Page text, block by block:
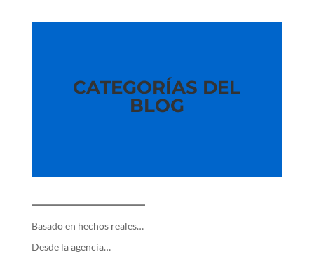
CATEGORÍAS DEL
BLOG
—————————
Basado en hechos reales…
Desde la agencia…